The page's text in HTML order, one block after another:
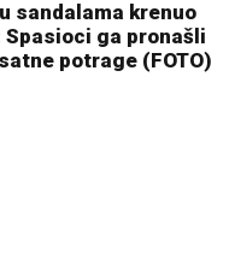
sandalama krenuo
Spasioci ga pronašli
potrage (FOTO)